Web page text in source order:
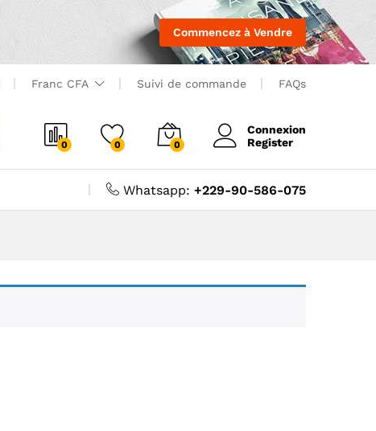
Commencez à Vendre
Franc CFA Suivi de commande FAQs
0 0 0
Connexion
Register
Whatsapp: +229-90-586-075